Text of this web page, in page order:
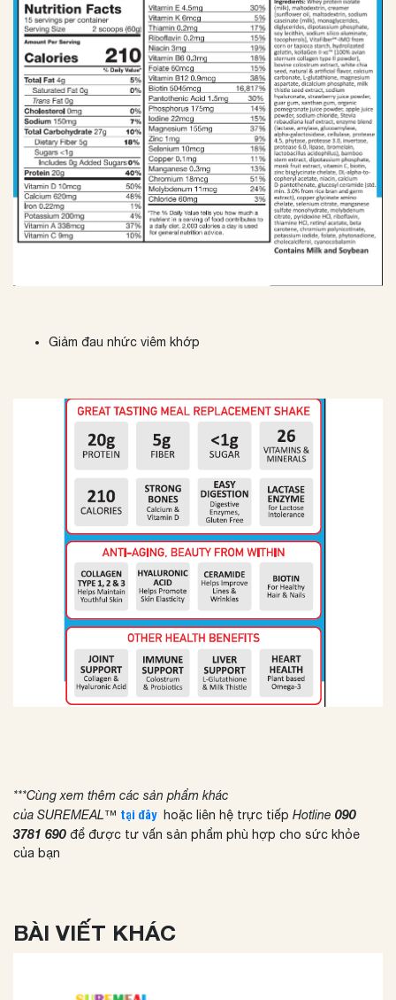
Giảm đau nhức viêm khớp
***Cùng xem thêm các sản phẩm khác
của SUREMEAL™ tại đâyhoặc liên hệ trực tiếp Hotline 090
3781 690 để được tư vấn sản phẩm phù hợp cho sức khỏe
của bạn
BÀI VIẾT KHÁC